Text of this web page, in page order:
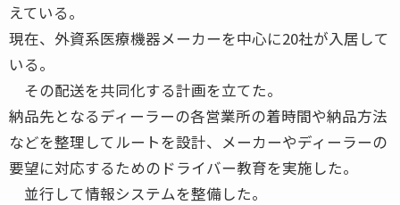
えている。
現在、外資系医療機器メーカーを中心に20社が入居して
いる。
その配送を共同化する計画を立てた。
納品先となるディーラーの各営業所の着時間や納品方法
などを整理してルートを設計、メーカーやディーラーの
要望に対応するためのドライバー教育を実施した。
並行して情報システムを整備した。